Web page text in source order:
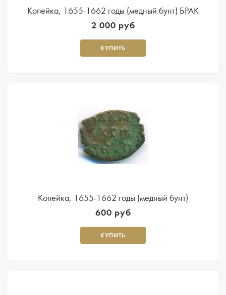
Копейка, 1655-1662 годы (медный бунт) БРАК
2 000 руб
КУПИТЬ
Копейка, 1655-1662 годы (медный бунт)
600 руб
КУПИТЬ